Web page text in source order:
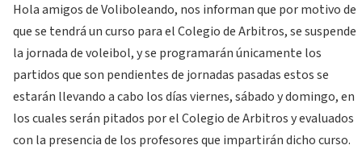
Hola amigos de Voliboleando, nos informan que por motivo de
que se tendrá un curso para el Colegio de Arbitros, se suspende
la jornada de voleibol, y se programarán únicamente los
partidos que son pendientes de jornadas pasadas estos se
estarán llevando a cabo los días viernes, sábado y domingo, en
los cuales serán pitados por el Colegio de Arbitros y evaluados
con la presencia de los profesores que impartirán dicho curso.